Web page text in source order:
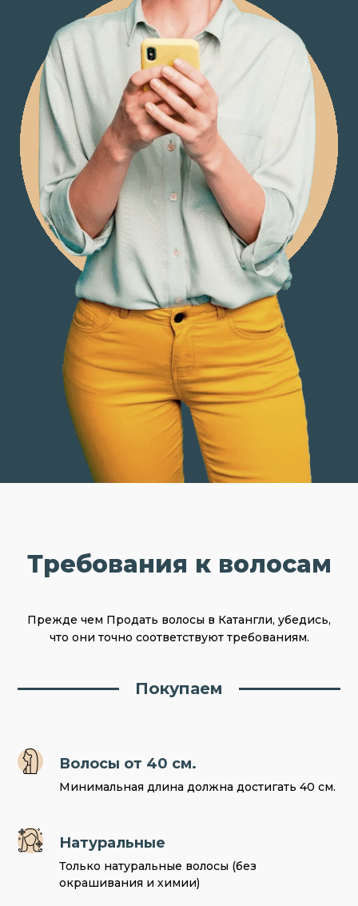
Требования к волосам
Прежде чем Продать волосы в Катангли, убедись,
что они точно соответствуют требованиям.
Покупаем
Волосы от 40 см.
Минимальная длина должна достигать 40 см.
Натуральные
Только натуральные волосы (без
окрашивания и химии)